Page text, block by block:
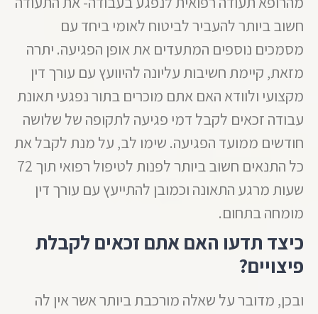
חשוב ביותר להעביר לביטוח לאומי ביחד עם
מסמכים נוספים המתעדים את אופן הפגיעה. יתרה
מזאת, קיימת חשיבות עליונה להיוועץ עם עורך דין
מקצועי ולוודא האם אתם מוכרים בתור נפגעי תאונת
עבודה זכאים לקבל דמי פגיעה לתקופה של שלושה
חודשים ממועד הפגיעה. שימו לב, על מנת לקבל את
כל התנאים חשוב ביותר לפנות לטיפול רפואי תוך 72
שעות מרגע התאונה וכמובן להתייעץ עם עורך דין
מומחה בתחום.
כיצד תדעו האם אתם זכאים לקבלת
פיצויים?
ובכן, מדובר על שאלה מורכבת ביותר אשר אין לה